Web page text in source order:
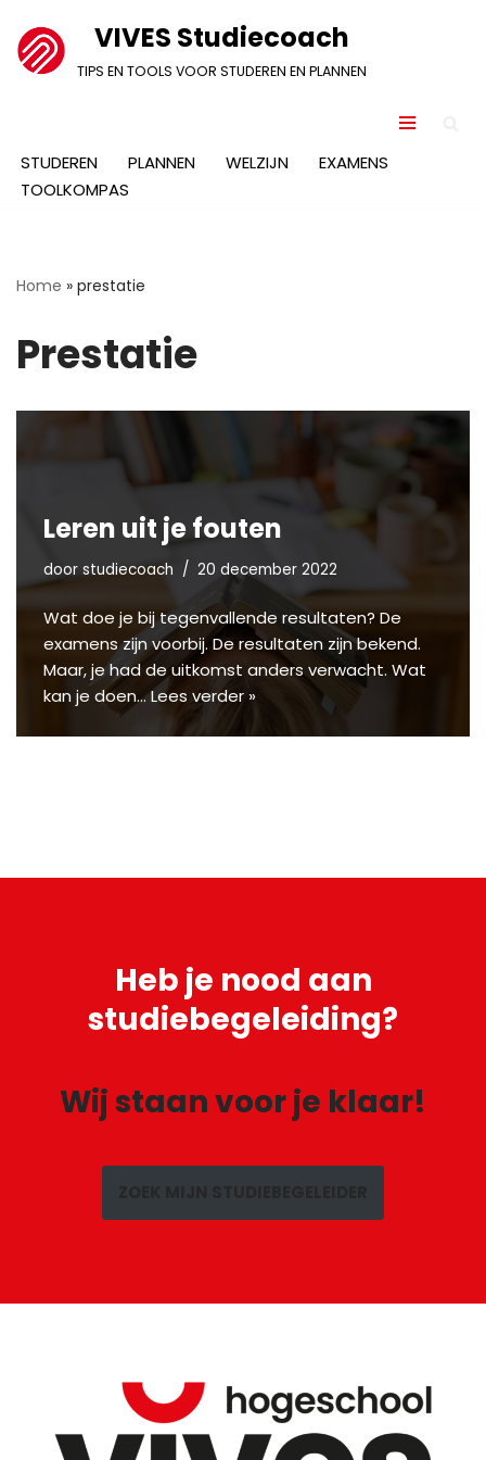
Ga
VIVES Studiecoach
TIPS EN TOOLS VOOR STUDEREN EN PLANNEN
STUDEREN PLANNEN WELZIJN
EXAMENS
TOOLKOMPAS
Home » prestatie
Prestatie
Leren uit je fouten
door studiecoach 20 december 2022
Wat doe je bij tegenvallende resultaten? De
examens zijn voorbij. De resultaten zijn bekend.
Maar, je had de uitkomst anders verwacht. Wat
kan je doen…Lees verder »
Heb je nood aan
studiebegeleiding?
Wij staan voor je klaar!